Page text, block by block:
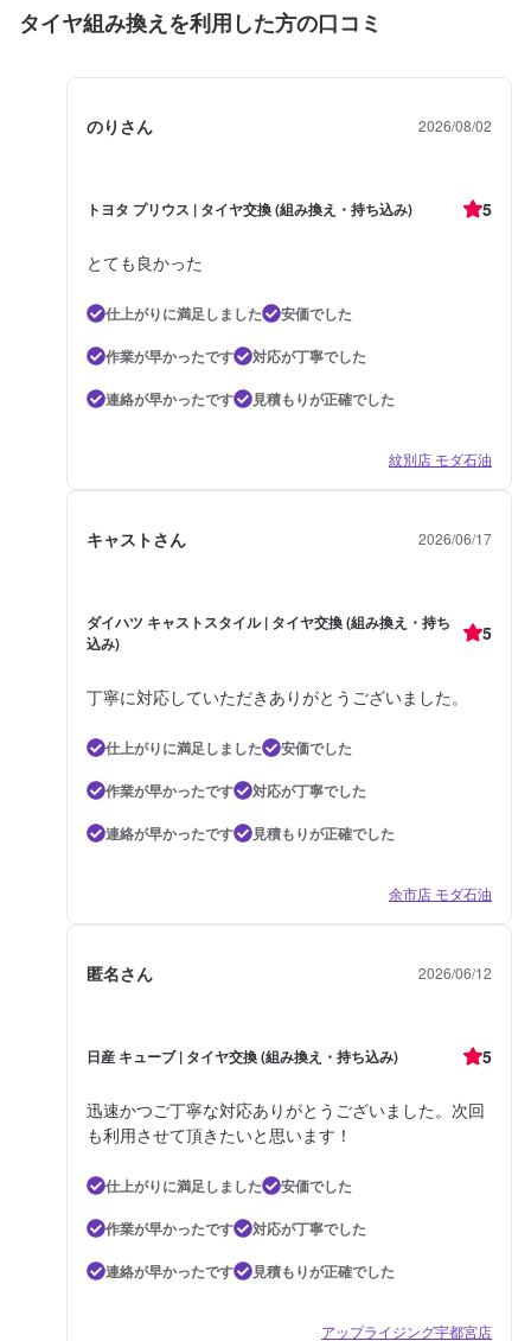
タイヤ組み換えを利用した方の口コミ
のりさん 2026/08/02
トヨタ プリウス | タイヤ交換 (組み換え・持ち込み) 5
とても良かった
仕上がりに満足しました
安価でした
作業が早かったです
対応が丁寧でした
連絡が早かったです
見積もりが正確でした
紋別店 モダ石油
キャストさん 2026/06/17
ダイハツ キャストスタイル | タイヤ交換 (組み換え・持ち
込み)
5
丁寧に対応していただきありがとうございました。
仕上がりに満足しました
安価でした
作業が早かったです
対応が丁寧でした
連絡が早かったです
見積もりが正確でした
余市店 モダ石油
匿名さん 2026/06/12
日産 キューブ | タイヤ交換 (組み換え・持ち込み) 5
迅速かつご丁寧な対応ありがとうございました。次回
も利用させて頂きたいと思います！
仕上がりに満足しました
安価でした
作業が早かったです
対応が丁寧でした
連絡が早かったです
見積もりが正確でした
アップライジング宇都宮店